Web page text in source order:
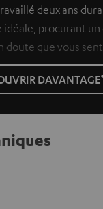
deux ans
idéale, procurant
doute que vous
DAVANTAGE